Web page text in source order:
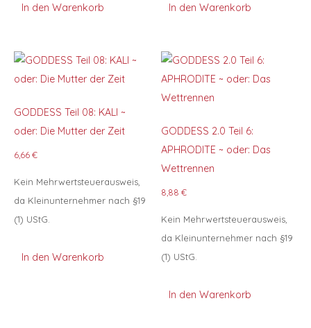
In den Warenkorb In den Warenkorb
GODDESS Teil 08: KALI ~
oder: Die Mutter der Zeit
6,66 €
Kein Mehrwertsteuerausweis,
da Kleinunternehmer nach §19
(1) UStG.
In den Warenkorb
GODDESS 2.0 Teil 6:
APHRODITE ~ oder: Das
Wettrennen
8,88€
Kein Mehrwertsteuerausweis,
da Kleinunternehmer nach §19
(1) UStG.
In den Warenkorb